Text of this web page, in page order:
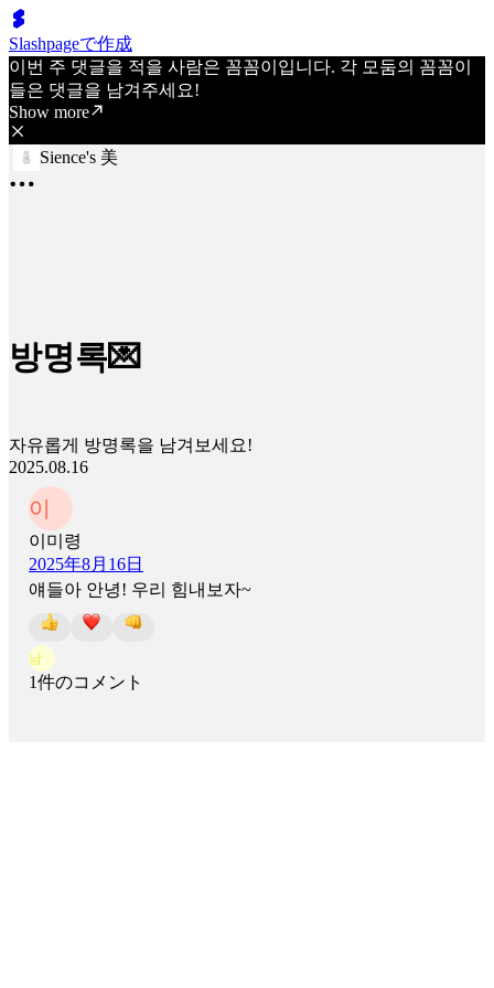
Slashpageで作成
이번 주 댓글을 적을 사람은 꼼꼼이입니다. 각 모둠의 꼼꼼이
들은 댓글을 남겨주세요!
Show more
Sience's 美
방명록💌
자유롭게 방명록을 남겨보세요!
2025.08.16
이
이미령
2025年8月16日
얘들아 안녕! 우리 힘내보자~
남
1件のコメント